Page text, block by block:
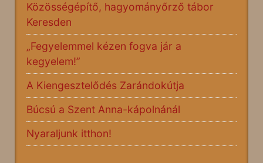
Közösségépítő, hagyományőrző tábor
Keresden
„Fegyelemmel kézen fogva jár a
kegyelem!”
A Kiengesztelődés Zarándokútja
Búcsú a Szent Anna-kápolnánál
Nyaraljunk itthon!